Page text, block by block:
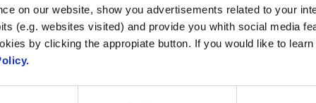
on our website, show you advertisements related to your
(e.g. websites visited) and provide you whith social media
by clicking the appropiate button. If you would like to
de equipamiento para piscinas sigue